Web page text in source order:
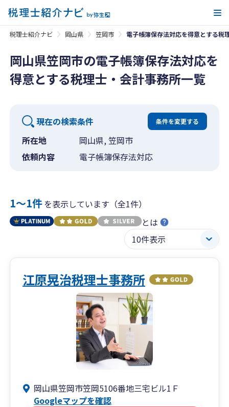
税理士紹介ナビ 岡山県 笠岡市 電子帳簿保存法対応を得意とする税
岡山県笠岡市の電子帳簿保存法対応を
得意とする税理士・会計事務所一覧
現在の検索条件 条件を変更する
所在地
岡山県, 笠岡市
依頼内容
電子帳簿保存法対応
1〜1件を表示しています（全1件）
とは
江原晃治税理士事務所
岡山県笠岡市笠岡5106番地三宅ビル1Ｆ
Googleマップを確認